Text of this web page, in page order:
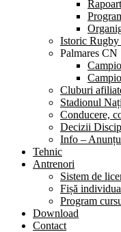
Istoric Rugby
Palmares CN
Cluburi
Stadionul
Conducere,
Decizii
Info –
Tehnic
Antrenori
Sistem de
Fișă
Program
Download
Contact